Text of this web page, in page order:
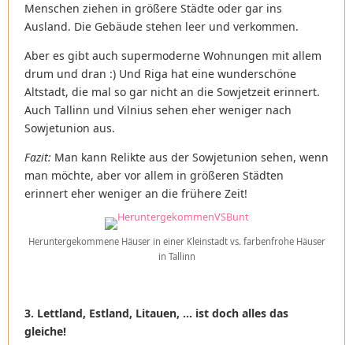
Menschen ziehen in größere Städte oder gar ins
Ausland. Die Gebäude stehen leer und verkommen.
Aber es gibt auch supermoderne Wohnungen mit allem
drum und dran :) Und Riga hat eine wunderschöne
Altstadt, die mal so gar nicht an die Sowjetzeit erinnert.
Auch Tallinn und Vilnius sehen eher weniger nach
Sowjetunion aus.
Fazit: Man kann Relikte aus der Sowjetunion sehen, wenn
man möchte, aber vor allem in größeren Städten
erinnert eher weniger an die frühere Zeit!
Heruntergekommene Häuser in einer Kleinstadt vs. farbenfrohe Häuser
in Tallinn
3. Lettland, Estland, Litauen, … ist doch alles das
gleiche!